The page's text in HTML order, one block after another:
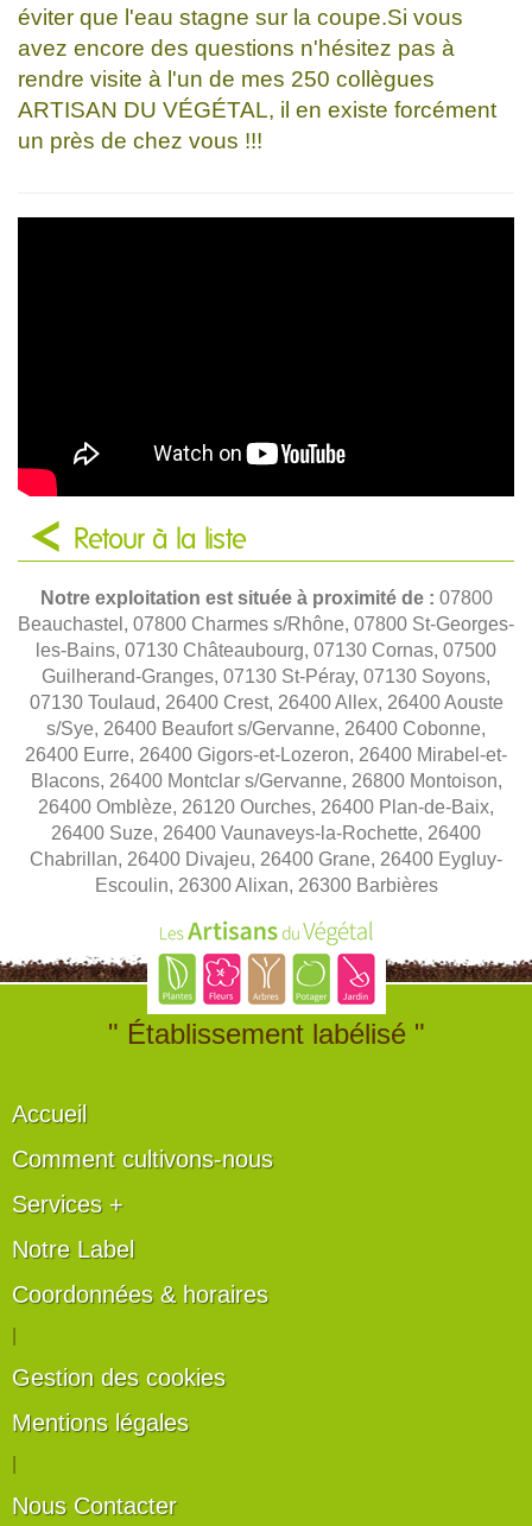
éviter que l'eau stagne sur la coupe.Si vous
avez encore des questions n'hésitez pas à
rendre visite à l'un de mes 250 collègues
ARTISAN DU VÉGÉTAL, il en existe forcément
un près de chez vous !!!
Retour à la liste
Notre exploitation est située à proximité de : 07800
Beauchastel, 07800 Charmes s/Rhône, 07800 St-Georges-
les-Bains, 07130 Châteaubourg, 07130 Cornas, 07500
Guilherand-Granges, 07130 St-Péray, 07130 Soyons,
07130 Toulaud, 26400 Crest, 26400 Allex, 26400 Aouste
s/Sye, 26400 Beaufort s/Gervanne, 26400 Cobonne,
26400 Eurre, 26400 Gigors-et-Lozeron, 26400 Mirabel-et-
Blacons, 26400 Montclar s/Gervanne, 26800 Montoison,
26400 Omblèze, 26120 Ourches, 26400 Plan-de-Baix,
26400 Suze, 26400 Vaunaveys-la-Rochette, 26400
Chabrillan, 26400 Divajeu, 26400 Grane, 26400 Eygluy-
Escoulin, 26300 Alixan, 26300 Barbières
" Établissement labélisé "
Accueil
Comment cultivons-nous
Services +
Notre Label
Coordonnées & horaires
Gestion des cookies
Mentions légales
Nous Contacter